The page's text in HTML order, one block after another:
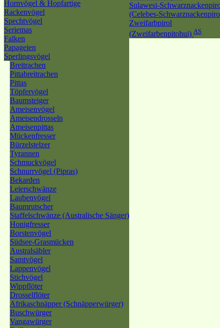
Hornvögel & Hopfartige
Rackenvögel
Spechtvögel
Seriemas
Falken
Papageien
Sperlingsvögel
Breitrachen
Pittabreitrachen
Pittas
Töpfervögel
Baumsteiger
Ameisenvögel
Ameisendrosseln
Ameisenpittas
Mückenfresser
Bürzelstelzer
Tyrannen
Schmuckvögel
Schnurrvögel (Pipras)
Bekarden
Leierschwänze
Laubenvögel
Baumrutscher
Staffelschwänze (Australische Sänger)
Honigfresser
Borstenvögel
Südsee-Grasmücken
Australsäbler
Samtvögel
Lappenvögel
Stichvögel
Wippflöter
Drosselflöter
Afrikaschnäpper (Schnäpperwürger)
Buschwürger
Vangawürger
Sulawesi-
(Celebes-
Zweifarbpirol
(Zweifarbenpitohui) AS